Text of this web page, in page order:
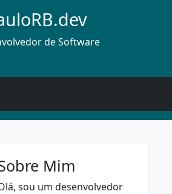
de Software
Mim
sou um desenvolvedor